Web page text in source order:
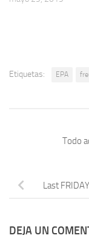
Etiquetas: EPA
Todo
Last
DEJA UN